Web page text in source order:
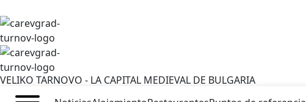
VELIKO TARNOVO - LA CAPITAL MEDIEVAL DE BULGARIA